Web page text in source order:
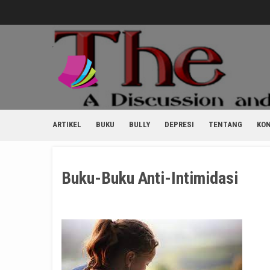
ARTIKEL BUKU BULLY DEPRESI TENTANG
Buku-Buku Anti-Intimidasi